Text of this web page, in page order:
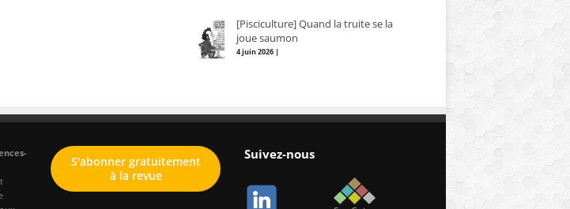
[Pisciculture] Quand la truite se la
joue saumon
4 juin 2026 |
S'abonner gratuitement
à la revue
Suivez-nous